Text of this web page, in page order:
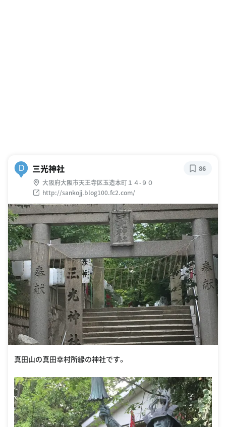
D 三光神社
大阪府大阪市天王寺区玉造本町１４-９０
http://sankojj.blog100.fc2.com/
86
真田山の真田幸村所縁の神社です。